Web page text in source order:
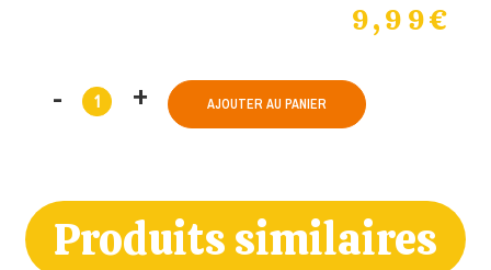
9,99€
AJOUTER AU PANIER
Produits similaires